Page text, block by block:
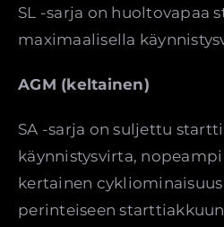
SL -sarja on huoltovapaa
maximaalisella
AGM (keltainen)
SA -sarja on suljettu
käynnistysvirta,
kertainen
perinteiseen